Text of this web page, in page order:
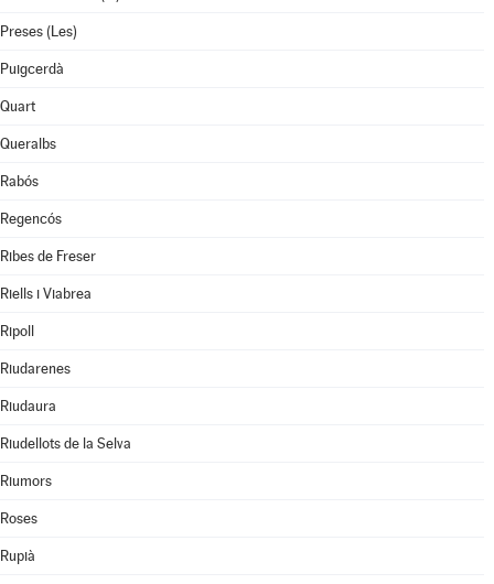
Preses (Les)
Puigcerdà
Quart
Queralbs
Rabós
Regencós
Ribes de Freser
Riells i Viabrea
Ripoll
Riudarenes
Riudaura
Riudellots de la Selva
Riumors
Roses
Rupià